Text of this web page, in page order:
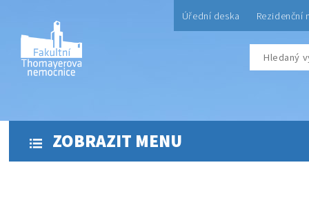
Úřední deska Rezidenční
ZOBRAZIT MENU